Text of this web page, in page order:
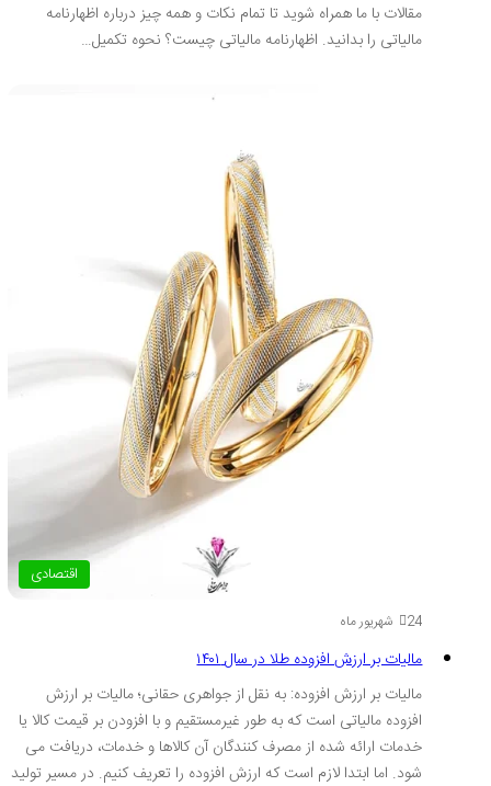
مقالات با ما همراه شوید تا تمام نکات و همه چیز درباره اظهارنامه
مالیاتی را بدانید. اظهارنامه مالیاتی چیست؟ نحوه تکمیل…
اقتصادی
24 شهریور ماه
مالیات بر ارزش افزوده طلا در سال ۱۴۰۱
مالیات بر ارزش افزوده: به نقل از جواهری حقانی؛ مالیات بر ارزش
افزوده مالیاتی است که به طور غیرمستقیم و با افزودن بر قیمت کالا یا
خدمات ارائه شده از مصرف کنندگان آن کالاها و خدمات، دریافت می
شود. اما ابتدا لازم است که ارزش افزوده را تعریف کنیم. در مسیر تولید